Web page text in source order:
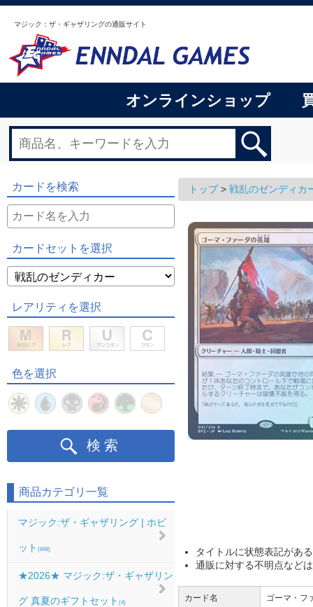
マジック：ザ・ギャザリングの通販サイト
オンラインショップ
カードを検索
カードセットを選択
レアリティを選択
色を選択
検索
商品カテゴリ一覧
マジック:ザ・ギャザリング | ホビ
ット (848)
★2026★ マジック:ザ・ギャザリン
グ 真夏のギフトセット (4)
トップ> 戦乱のゼンディカ
タイトルに状態表記があ
通販に対する不明点などは
カード名 ゴーマ・フ